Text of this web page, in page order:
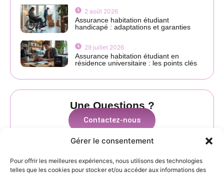
Gérer le consentement
Pour offrir les meilleures expériences, nous utilisons des technologies
telles que les cookies pour stocker et/ou accéder aux informations des
2 août 2026
Assurance habitation étudiant
handicapé : adaptations et garanties
29 juillet 2026
Assurance habitation étudiant en
résidence universitaire : les points clés
Une Questions ?
Contactez-nous